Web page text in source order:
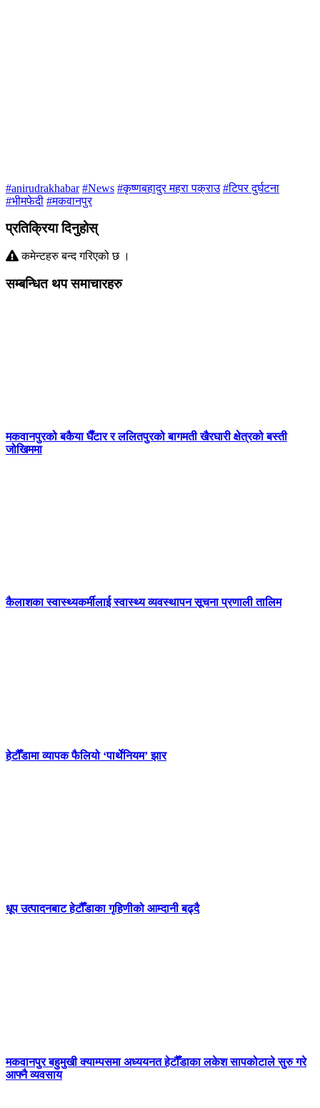
#anirudrakhabar #News #कृष्णबहादुर महरा पक्राउ #टिपर दुर्घटना
#भीमफेदी #मकवानपुर
प्रतिक्रिया दिनुहोस्
कमेन्टहरु बन्द गरिएको छ ।
सम्बन्धित थप समाचारहरु
मकवानपुरको बकैया घैँटार र ललितपुरको बागमती खैरघारी क्षेत्रको बस्ती
जोखिममा
कैलाशका स्वास्थ्यकर्मीलाई स्वास्थ्य व्यवस्थापन सूचना प्रणाली तालिम
हेटौँडामा व्यापक फैलियो ‘पार्थेनियम’ झार
धूप उत्पादनबाट हेटौँडाका गृहिणीको आम्दानी बढ्दै
मकवानपुर बहुमुखी क्याम्पसमा अध्ययनत हेटौँडाका लकेश सापकोटाले सुरु गरे
आफ्नै व्यवसाय